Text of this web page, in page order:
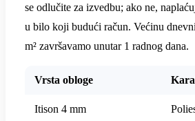
se odlučite za izvedbu; ako ne,
u bilo koji budući račun. Većinu
m² završavamo unutar 1 radnog dana.
Vrsta obloge
Itison 4 mm